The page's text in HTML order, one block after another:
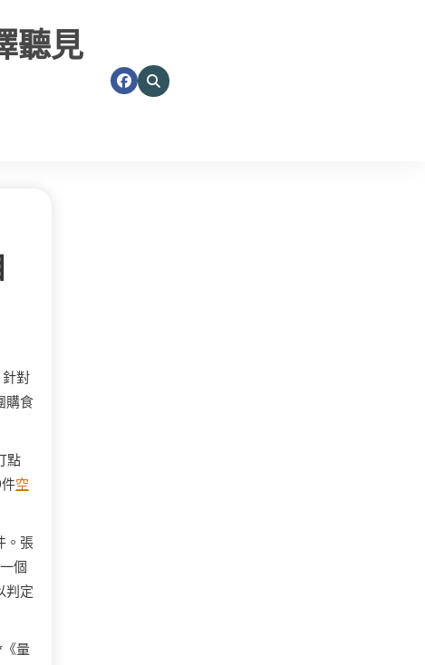
聽見
對
購食
點
空
。張
個
判定
量